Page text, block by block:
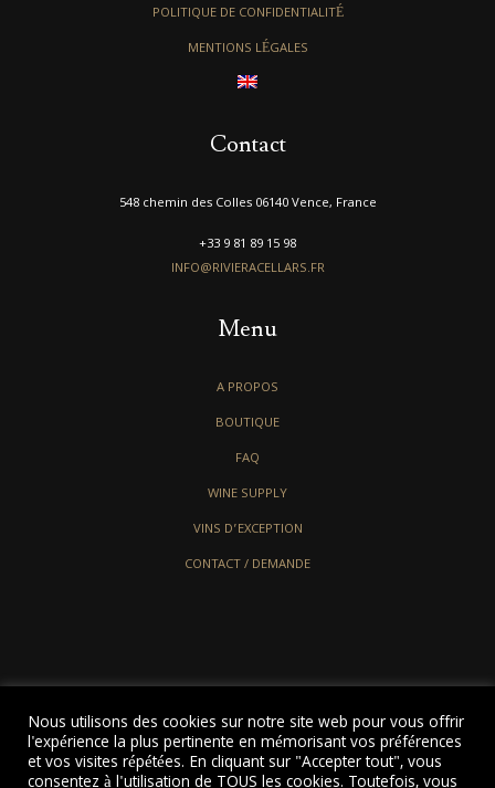
POLITIQUE DE CONFIDENTIALITÉ
MENTIONS LÉGALES
Contact
548 chemin des Colles 06140 Vence, France
+33 9 81 89 15 98
INFO@RIVIERACELLARS.FR
Menu
A PROPOS
BOUTIQUE
FAQ
WINE SUPPLY
VINS D’EXCEPTION
CONTACT / DEMANDE
Nous utilisons des cookies sur notre site web pour vous offrir
l'expérience la plus pertinente en mémorisant vos préférences
et vos visites répétées. En cliquant sur "Accepter tout", vous